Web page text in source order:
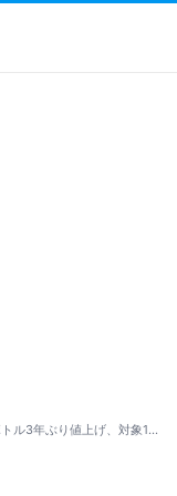
ル3年ぶり値上げ、対象1…